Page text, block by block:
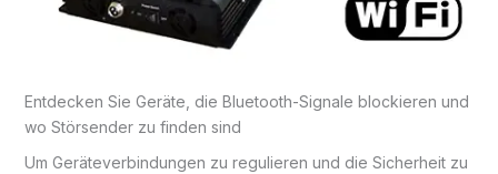
Entdecken Sie Geräte, die Bluetooth-Signale blockieren und
wo Störsender zu finden sind
Um Geräteverbindungen zu regulieren und die Sicherheit zu